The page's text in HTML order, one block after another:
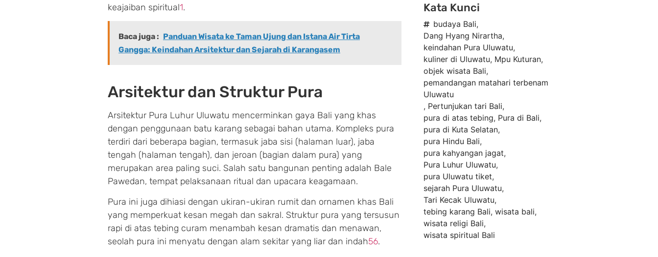
keajaiban spiritual1.
Baca juga : Panduan Wisata ke Taman Ujung dan Istana Air Tirta
Gangga: Keindahan Arsitektur dan Sejarah di Karangasem
Arsitektur dan Struktur Pura
Arsitektur Pura Luhur Uluwatu mencerminkan gaya Bali yang khas
dengan penggunaan batu karang sebagai bahan utama. Kompleks pura
terdiri dari beberapa bagian, termasuk jaba sisi (halaman luar), jaba
tengah (halaman tengah), dan jeroan (bagian dalam pura) yang
merupakan area paling suci. Salah satu bangunan penting adalah Bale
Pawedan, tempat pelaksanaan ritual dan upacara keagamaan.
Pura ini juga dihiasi dengan ukiran-ukiran rumit dan ornamen khas Bali
yang memperkuat kesan megah dan sakral. Struktur pura yang tersusun
rapi di atas tebing curam menambah kesan dramatis dan menawan,
seolah pura ini menyatu dengan alam sekitar yang liar dan indah56.
Kata Kunci
budaya Bali,
Dang Hyang Nirartha,
keindahan Pura Uluwatu,
kuliner di Uluwatu, Mpu Kuturan,
objek wisata Bali,
pemandangan matahari terbenam
Uluwatu
, Pertunjukan tari Bali,
pura di atas tebing, Pura di Bali,
pura di Kuta Selatan,
pura Hindu Bali,
pura kahyangan jagat,
Pura Luhur Uluwatu,
pura Uluwatu tiket,
sejarah Pura Uluwatu,
Tari Kecak Uluwatu,
tebing karang Bali, wisata bali,
wisata religi Bali,
wisata spiritual Bali